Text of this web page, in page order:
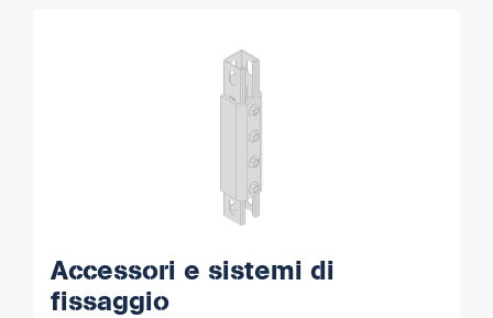
Accessori e sistemi di
fissaggio